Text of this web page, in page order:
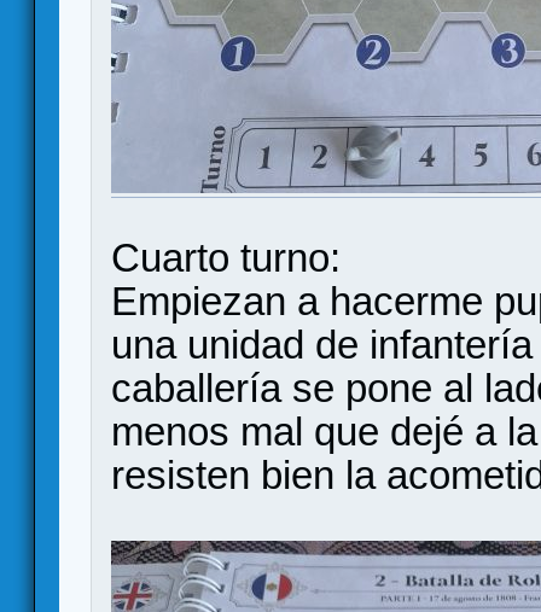
Cuarto turno:
Empiezan a hacerme
una unidad de
caballería se pone al
menos mal que dejé a
resisten bien la